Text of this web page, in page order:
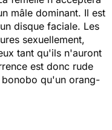
mâle dominant. Il est
disque faciale. Les
sexuellement,
tant qu'ils n'auront
est donc rude
qu'un orang-